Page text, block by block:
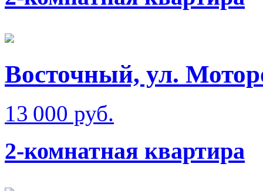
Восточный, ул.
13 000 руб.
2-комнатная квартира